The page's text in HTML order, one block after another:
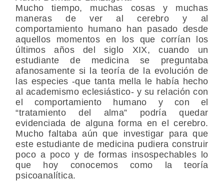
Mucho tiempo, muchas cosas y muchas
maneras de ver al cerebro y al
comportamiento humano han pasado desde
aquellos momentos en los que corrían los
últimos años del siglo XIX, cuando un
estudiante de medicina se preguntaba
afanosamente si la teoría de la evolución de
las especies -que tanta mella le había hecho
al academismo eclesiástico- y su relación con
el comportamiento humano y con el
“tratamiento del alma” podría quedar
evidenciada de alguna forma en el cerebro.
Mucho faltaba aún que investigar para que
este estudiante de medicina pudiera construir
poco a poco y de formas insospechables lo
que hoy conocemos como la teoría
psicoanalítica.